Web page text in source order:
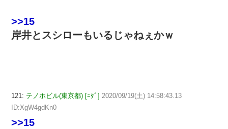
>>15
岸井とスシローもいるじゃねぇかｗ
121: テノホビル(東京都) [ﾆﾀﾞ] 2020/09/19(土) 14:58:43.13
ID:XgW4gdKn0
>>15